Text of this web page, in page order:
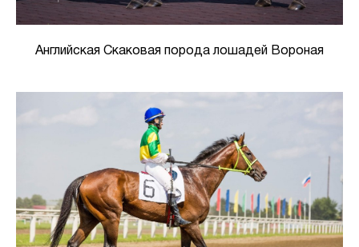
Английская Скаковая порода лошадей Вороная